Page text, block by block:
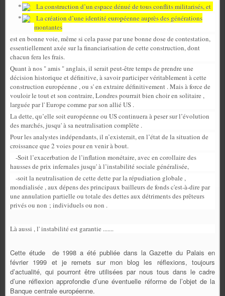
La construction d’un espace dénué de tous conflits militarisés, et
La création d’une identité européenne auprès des générations
montantes
est en bonne voie, même si cela passe par une bonne dose de contestation,
essentiellement axée sur la financiarisation de cette construction, dont
chacun fera les frais.
Quant à nos " amis " anglais, il serait peut-être temps de prendre une
décision historique et définitive, à savoir participer véritablement à cette
construction européenne , ou s' en extraire définitivement . Mais à force de
vouloir le tout et son contraire, Londres pourrait bien choir en solitaire ,
larguée par l' Europe comme par son allié US .
La dette, qu’elle soit européenne ou US continuera à peser sur l’évolution
des marchés, jusqu' à sa neutralisation complète .
Pour les analystes indépendants, il n’existerait, en l’état de la situation de
croissance que 2 voies pour en venir à bout.
-Soit l’exacerbation de l’inflation monétaire, avec en corollaire des
hausses de prix infernales jusqu' à l’instabilité sociale généralisée,
-soit la neutralisation de cette dette par la répudiation globale ,
mondialisée , aux dépens des principaux bailleurs de fonds c'est-à-dire par
une annulation partielle ou totale des dettes aux détriments des prêteurs
privés ou non ; individuels ou non .
Là aussi , l' instabilité est garantie .......
Cette étude de 1998 a été publiée dans la Gazette du Palais en
février 1999 et je remets sur mon blog les réflexions, toujours
d’actualité, qui pourront être utilisées par nous tous dans le cadre
d’une réflexion approfondie d’une éventuelle réforme de l’objet de la
Banque centrale européenne.